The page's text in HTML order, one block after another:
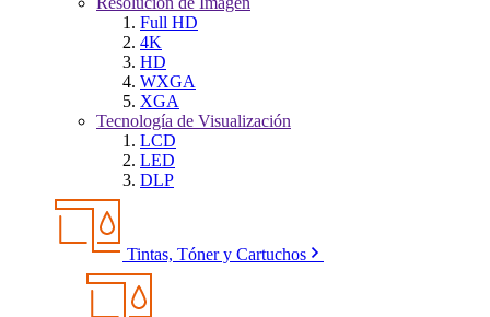
Full HD
4K
HD
WXGA
XGA
Tecnología de Visualización
LCD
LED
DLP
Tintas, Tóner y Cartuchos